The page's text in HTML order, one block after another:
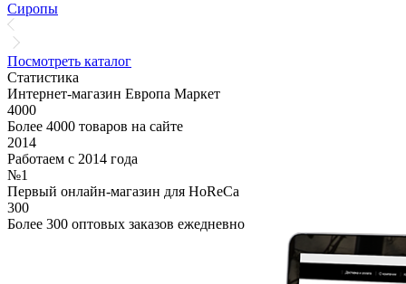
Сиропы
Посмотреть каталог
Статистика
Интернет-магазин Европа Маркет
4000
Более 4000 товаров на сайте
2014
Работаем с 2014 года
№1
Первый онлайн-магазин для HoReCa
300
Более 300 оптовых заказов ежедневно